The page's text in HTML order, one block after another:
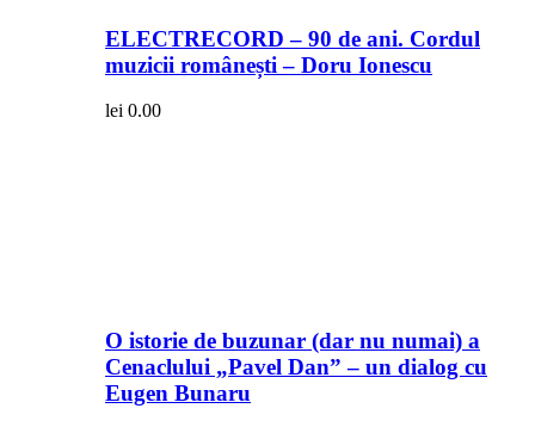
ELECTRECORD – 90 de ani. Cordul
muzicii românești – Doru Ionescu
lei 0.00
O istorie de buzunar (dar nu numai) a
Cenaclului „Pavel Dan” – un dialog cu
Eugen Bunaru